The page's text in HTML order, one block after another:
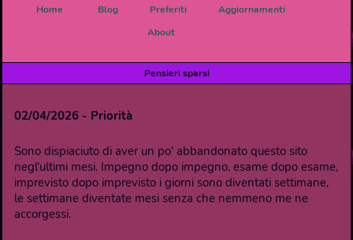
Home Blog Preferiti
Aggiornamenti
About
Pensieri sparsi
02/04/2026 - Priorità
Sono dispiaciuto di aver un po' abbandonato questo sito
negl'ultimi mesi. Impegno dopo impegno, esame dopo esame,
imprevisto dopo imprevisto i giorni sono diventati settimane,
le settimane diventate mesi senza che nemmeno me ne
accorgessi.